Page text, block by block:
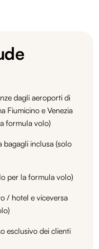
dagli aeroporti di
Fiumicino e Venezia
formula volo)
bagagli inclusa (solo
per la formula volo)
/ hotel e viceversa
esclusivo dei clienti